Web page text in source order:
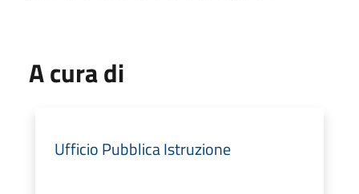
A cura di
Ufficio Pubblica Istruzione